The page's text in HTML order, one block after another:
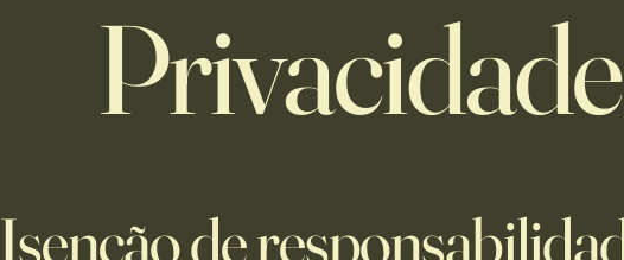
Privacidade
Isenção de